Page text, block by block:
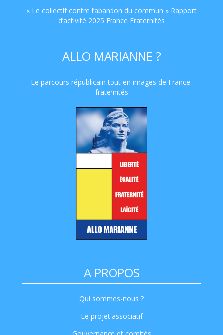
« Le collectif contre l’abandon du commun » Rapport
d’activité 2025 France Fraternités
ALLO MARIANNE ?
Le parcours républicain tout en images de France-
fraternités
A PROPOS
Qui sommes-nous ?
Le projet associatif